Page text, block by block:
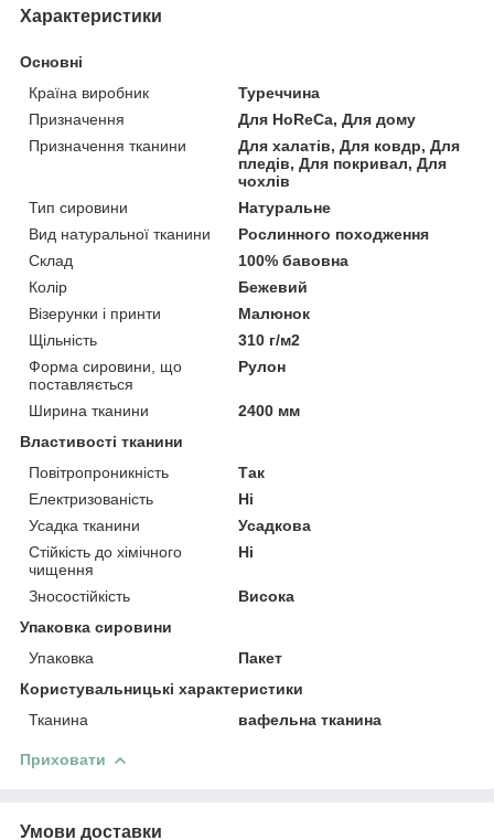
Характеристики
Основні
Країна виробник
Туреччина
Призначення
Для HoReCa, Для дому
Призначення тканини
Для халатів, Для ковдр, Для
пледів, Для покривал, Для
чохлів
Тип сировини
Натуральне
Вид натуральної тканини
Рослинного походження
Склад
100% бавовна
Колір
Бежевий
Візерунки і принти
Малюнок
Щільність
310 г/м2
Форма сировини, що
поставляється
Рулон
Ширина тканини
2400 мм
Властивості тканини
Повітропроникність
Так
Електризованість
Ні
Усадка тканини
Усадкова
Стійкість до хімічного
чищення
Ні
Зносостійкість
Висока
Упаковка сировини
Упаковка
Пакет
Користувальницькі характеристики
Тканина
вафельна тканина
Приховати
Умови доставки